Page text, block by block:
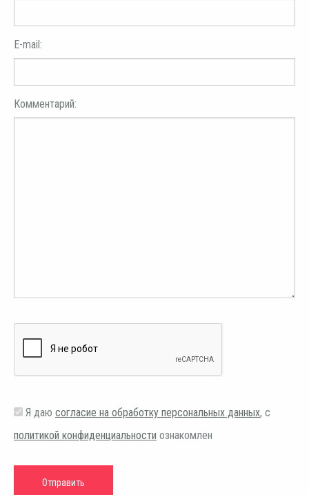
E-mail:
Комментарий:
Я даю согласие на обработку персональных данных, с
политикой конфиденциальности ознакомлен